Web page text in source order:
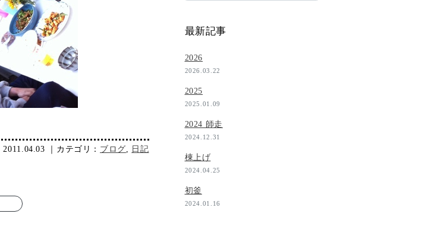
｜カテゴリ： ブログ 日記
最新記事
2026
2026.03.22
2025
2025.01.09
2024 師走
2024.12.31
棟上げ
2024.04.25
初釜
2024.01.16